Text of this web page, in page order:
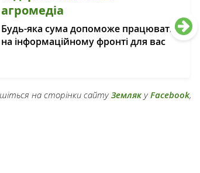
агромедіа
Будь-яка сума допоможе працювати
на інформаційному фронті для вас
на сторінки сайтуЗемлякуFacebook,